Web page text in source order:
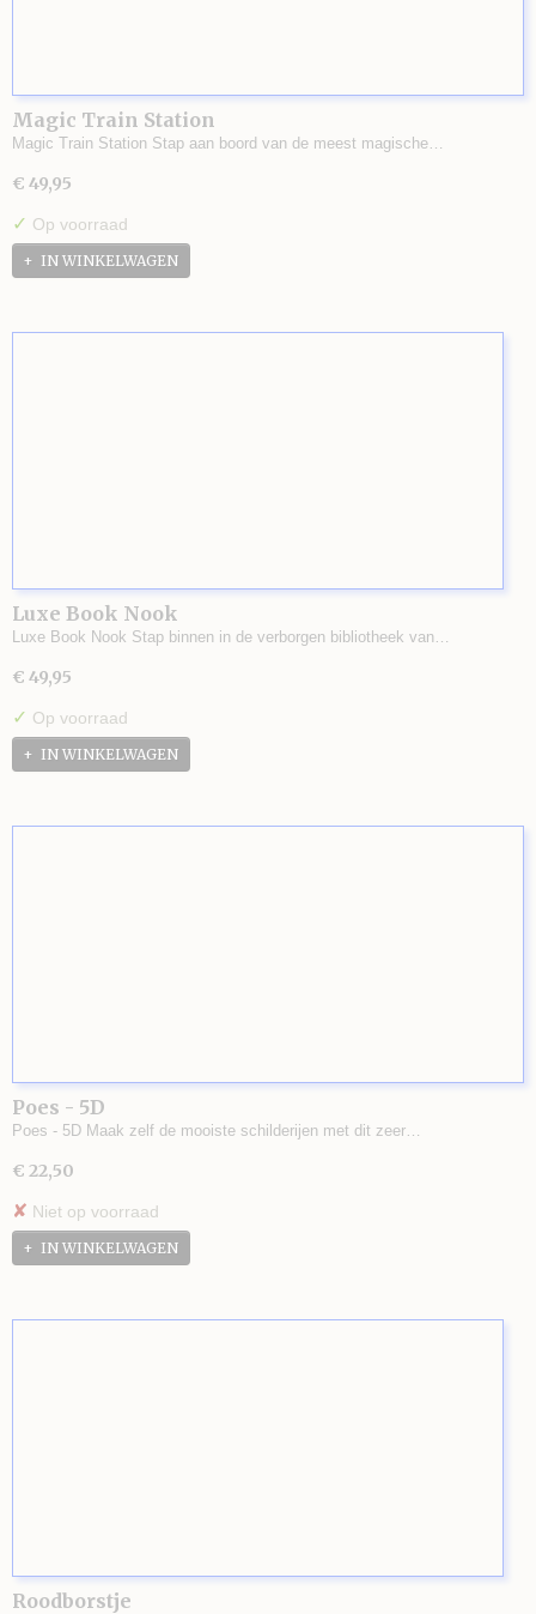
Magic Train Station
Magic Train Station Stap aan boord van de meest magische…
€ 49,95
✓ Op voorraad
IN WINKELWAGEN
Luxe Book Nook
Luxe Book Nook Stap binnen in de verborgen bibliotheek van…
€ 49,95
✓ Op voorraad
IN WINKELWAGEN
Poes - 5D
Poes - 5D Maak zelf de mooiste schilderijen met dit zeer…
€ 22,50
✘ Niet op voorraad
IN WINKELWAGEN
Roodborstje